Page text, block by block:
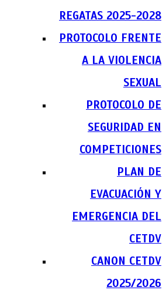
REGATAS 2025-2028
PROTOCOLO FRENTE
A LA VIOLENCIA
SEXUAL
PROTOCOLO DE
SEGURIDAD EN
COMPETICIONES
PLAN DE
EVACUACIÓN Y
EMERGENCIA DEL
CETDV
CANON CETDV
2025/2026